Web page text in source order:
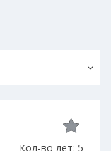
Кол-во лет: 5